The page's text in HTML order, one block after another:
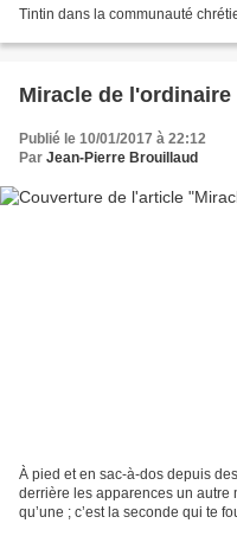
Tintin dans la communauté
Miracle de l'ordinaire
Publié le 10/01/2017 à 22:12
Par Jean-Pierre Brouillaud
À pied et en sac-à-dos depuis
derrière les apparences un autre
qu’une ; c’est la seconde qui te